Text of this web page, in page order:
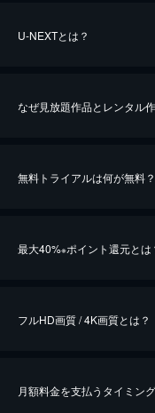
U-NEXTとは？
なぜ見放題作品とレンタル
無料トライアルは何が無料？
最大40%※ポイント還元とは
※40％ポイント還元の対象は、ク
フルHD画質 / 4K画質とは？
月額料金を支払うタイミン